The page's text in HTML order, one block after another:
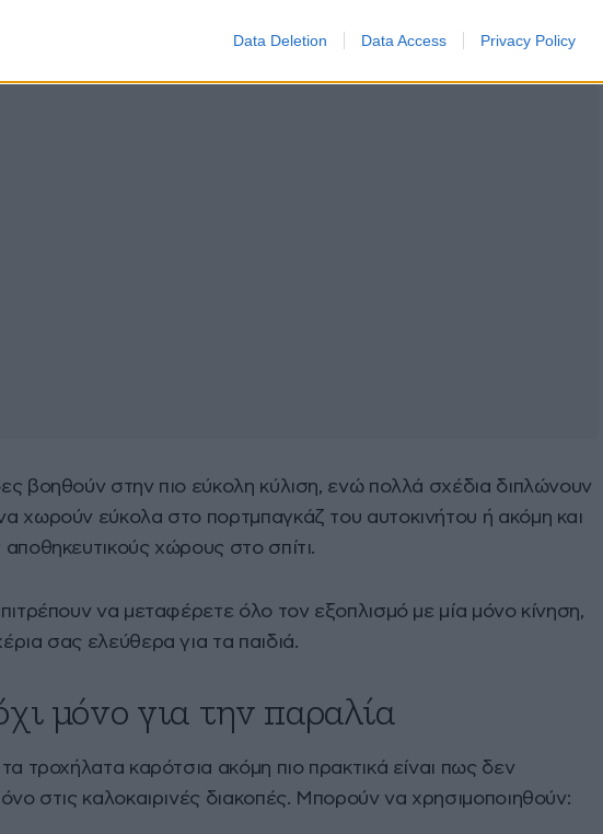
Data Deletion Data Access Privacy Policy
βοηθούν στην πιο εύκολη κύλιση, ενώ πολλά σχέδια διπλώνουν
χωρούν εύκολα στο πορτμπαγκάζ του αυτοκινήτου ή ακόμη και
χώρους στο σπίτι.
να μεταφέρετε όλο τον εξοπλισμό με μία μόνο κίνηση,
σας ελεύθερα για τα παιδιά.
μόνο για την παραλία
τροχήλατα καρότσια ακόμη πιο πρακτικά είναι πως δεν
στις καλοκαιρινές διακοπές. Μπορούν να χρησιμοποιηθούν: